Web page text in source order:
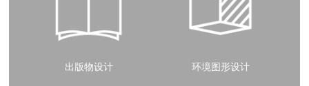
出版物设计 环境图形设计